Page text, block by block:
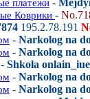
платежи -
Коврики -
195.2.78.191
- Narkolog na
- Narkolog na
- Shkola
- Narkolog na
- Narkolog na